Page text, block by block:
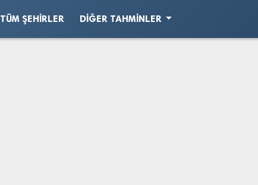
TÜM ŞEHIRLER DIĞER TAHMINLERarrow_drop_down